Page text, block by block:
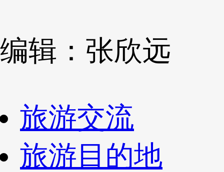
编辑：张欣远
旅游交流
旅游目的地